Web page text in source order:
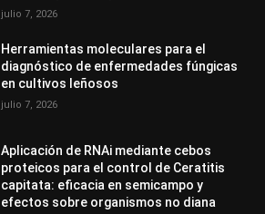
julio 7, 2026
Herramientas moleculares para el
diagnóstico de enfermedades fúngicas
en cultivos leñosos
julio 7, 2026
Aplicación de RNAi mediante cebos
proteicos para el control de Ceratitis
capitata: eficacia en semicampo y
efectos sobre organismos no diana